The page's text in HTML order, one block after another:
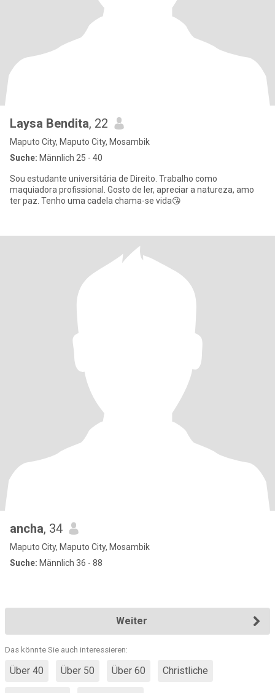
Laysa Bendita, 22
Maputo City, Maputo City, Mosambik
Suche: Männlich 25 - 40
Sou estudante universitária de Direito. Trabalho como
maquiadora profissional. Gosto de ler, apreciar a natureza, amo
ter paz. Tenho uma cadela chama-se vida😘
ancha, 34
Maputo City, Maputo City, Mosambik
Suche: Männlich 36 - 88
Weiter
Das könnte Sie auch interessieren:
Über 40 Über 50 Über 60 Christliche